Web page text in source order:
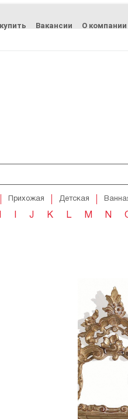
Вакансии О компании
Прихожая Детская
J K L M N